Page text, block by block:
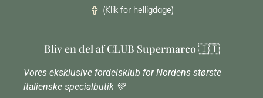
(Klik for helligdage)
Bliv en del af CLUB Supermarco 🇮🇹
Vores eksklusive fordelsklub for Nordens største
italienske specialbutik 💚